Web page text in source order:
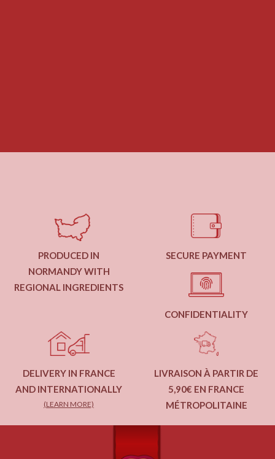
PRODUCED IN
NORMANDY WITH
REGIONAL INGREDIENTS
SECURE PAYMENT
CONFIDENTIALITY
DELIVERY IN FRANCE
AND INTERNATIONALLY
(LEARN MORE)
LIVRAISON À PARTIR DE
5,90€ EN FRANCE
MÉTROPOLITAINE